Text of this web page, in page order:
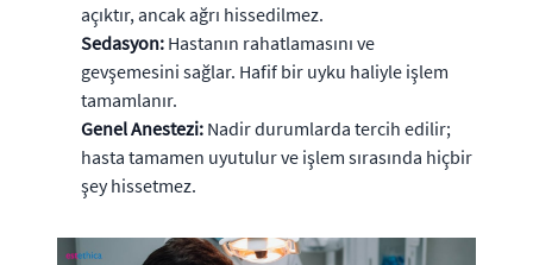
açıktır, ancak ağrı hissedilmez.
Sedasyon: Hastanın rahatlamasını ve
gevşemesini sağlar. Hafif bir uyku haliyle işlem
tamamlanır.
Genel Anestezi: Nadir durumlarda tercih edilir;
hasta tamamen uyutulur ve işlem sırasında hiçbir
şey hissetmez.